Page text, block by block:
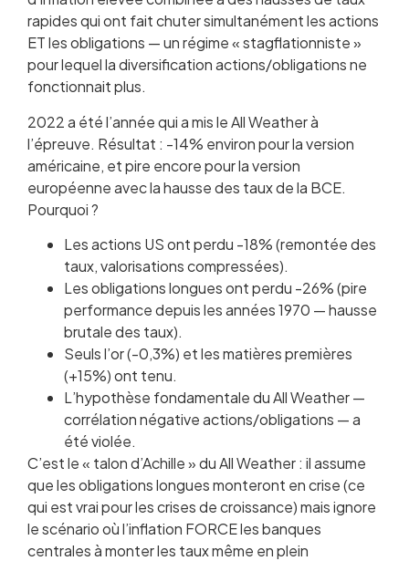
rapides qui ont fait chuter simultanément les actions
ET les obligations — un régime « stagflationniste »
pour lequel la diversification actions/obligations ne
fonctionnait plus.
2022 a été l’année qui a mis le All Weather à
l’épreuve. Résultat : -14% environ pour la version
américaine, et pire encore pour la version
européenne avec la hausse des taux de la BCE.
Pourquoi ?
Les actions US ont perdu -18% (remontée des
taux, valorisations compressées).
Les obligations longues ont perdu -26% (pire
performance depuis les années 1970 — hausse
brutale des taux).
Seuls l’or (-0,3%) et les matières premières
(+15%) ont tenu.
L’hypothèse fondamentale du All Weather —
corrélation négative actions/obligations — a
été violée.
C’est le « talon d’Achille » du All Weather : il assume
que les obligations longues monteront en crise (ce
qui est vrai pour les crises de croissance) mais ignore
le scénario où l’inflation FORCE les banques
centrales à monter les taux même en plein